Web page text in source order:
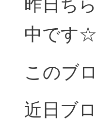
昨日ち
中です☆
このブ
近日ブ